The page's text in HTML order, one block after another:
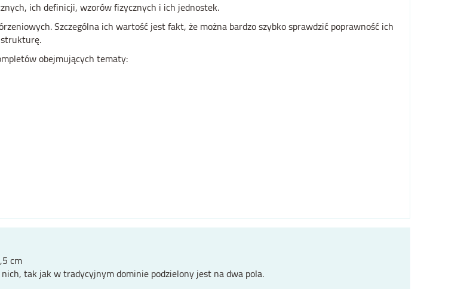
ich definicji, wzorów fizycznych i ich jednostek.
Szczególna ich wartość jest fakt, że można bardzo szybko sprawdzić poprawność ich
strukturę.
obejmujących tematy:
cm
tak jak w tradycyjnym dominie podzielony jest na dwa pola.